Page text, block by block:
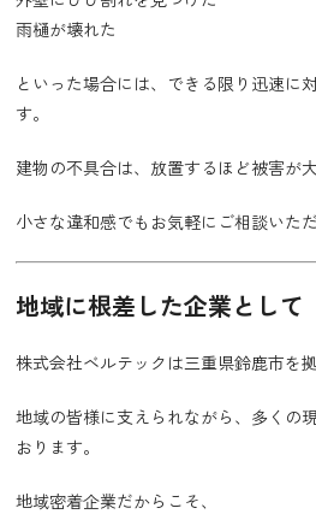
雨樋が壊れた
といった場合には、できる限り迅速に
す。
建物の不具合は、放置するほど被害が
小さな違和感でもお気軽にご相談いた
地域に根差した企業として
株式会社ベルテックは三重県鈴鹿市を
地域の皆様に支えられながら、多くの
おります。
地域密着企業だからこそ、